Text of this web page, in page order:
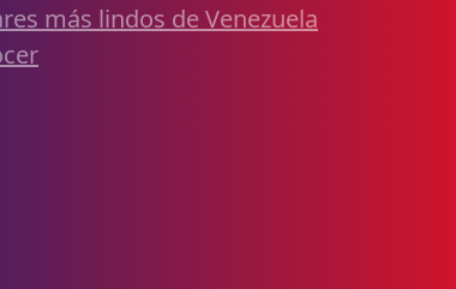
más lindos de Venezuela